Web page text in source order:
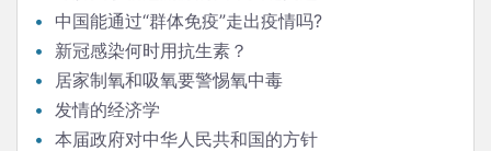
中国能通过“群体免疫”走出疫情吗?
新冠感染何时用抗生素？
居家制氧和吸氧要警惕氧中毒
发情的经济学
本届政府对中华人民共和国的方针